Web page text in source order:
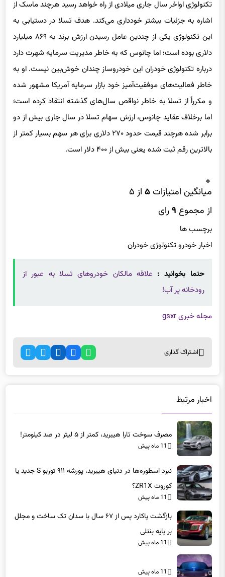
تکنولوژی اواخر سال جاری میلادی از راه خواهد رسید هرچند ماسک از
اشاره به جزئیات بیشتر خودداری می‌کند. هدف تسلا در دستیابی به
این تکنولوژی یکی از چندین عامل رسیدن ارزش برند به ۸۶۹ میلیارد
دلاری بوده است؛ اما چانوس که به خاطر مدیریت سرمایه شهرت دارد
درباره تکنولوژی خودران این خودروساز چندان خوش‌بین نیست. او به
خاطر فعالیت‌های موفقیت‌آمیز خود بازار سرمایه آمریکا مشهور شده
و مکرراً از تسلا به خاطر نواقص سال‌های گذشته انتقاد کرده است؛
اما برخلاف عقاید چانوس، ارزش سهام تسلا در سال جاری بیش از دو
برابر شده هرچند قیمت حدود ۲۷۰ دلاری برای هر سهم بسیار کمتر از
بالاترین رقم ثبت شده یعنی بیش از ۴۰۰ دلار است.
میانگین امتیازات۵ از ۵
از مجموع ۹رای
برچسب ها
اخبار خودرو تکنولوژی خودران
حتما بخوانید : علاقه مالکان خودروهای تسلا به عبور از
رودخانه پر آب!
مجله خبری gsxr
اشتراک گذاری
اخبار مرتبط
مصرف سوخت تارا هیبرید، کمتر از ۵ لیتر در صد کیلومتر!
11 ماه پیش
نبرد اسطوره‌ها در دنیای هیبرید، پورشه ۹۱۱ توربو S جدید یا
کوروت ZR1X؟
11 ماه پیش
بازگشت پاکارد پس از ۶۷ سال با سدان تک ساخت و مجلل
بر پایه بنتلی
11 ماه پیش
11 ماه پیش